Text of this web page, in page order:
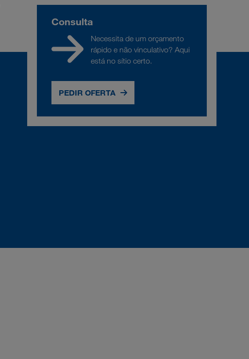
Consulta
Necessita de um orçamento
rápido e não vinculativo? Aqui
está no sítio certo.
PEDIR OFERTA